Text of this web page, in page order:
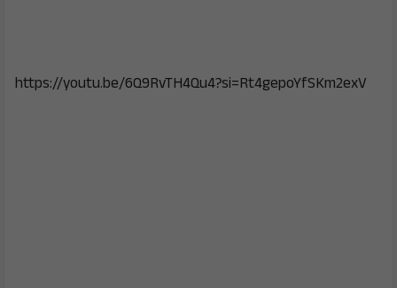
https://youtu.be/6Q9RvTH4Qu4?si=Rt4gepoYfSKm2exV